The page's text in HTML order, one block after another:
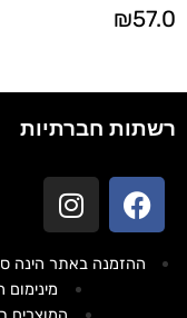
₪57.0
רשתות חברתיות
ההזמנה באתר הינה
מינימום